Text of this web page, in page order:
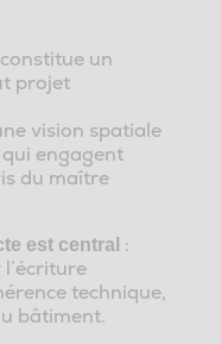
un
projet
vision spatiale
qui engagent
du maître
est central :
technique,
bâtiment.